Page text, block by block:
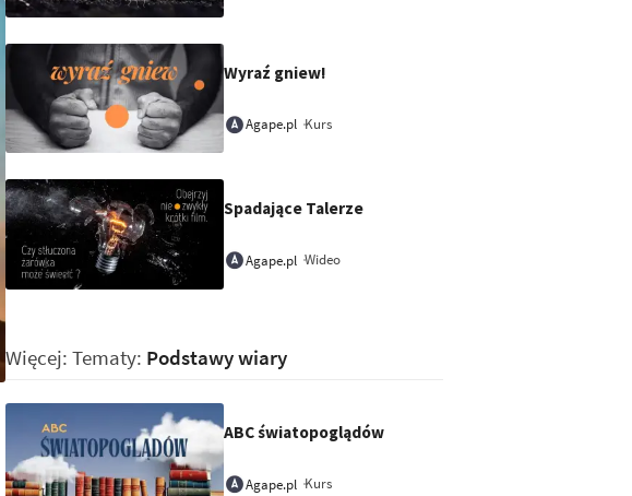
Wyraź gniew!
Agape.pl Kurs
Spadające Talerze
Agape.pl Wideo
Więcej: Tematy: Podstawy wiary
ABC światopoglądów
Agape.pl Kurs